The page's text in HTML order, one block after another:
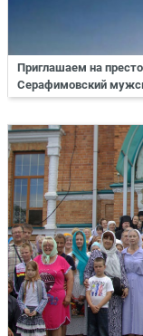
Приглашаем на
Серафимовский